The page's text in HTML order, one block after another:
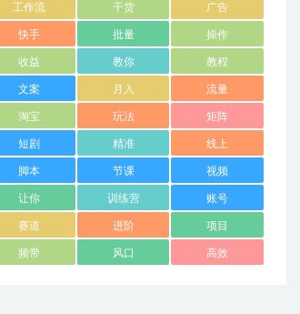
工作流 干货 广告
快手 批量 操作
收益 教你 教程
文案 月入 流量
淘宝 玩法 矩阵
短剧 精准 线上
脚本 节课 视频
让你 训练营 账号
赛道 进阶 项目
频带 风口 高效